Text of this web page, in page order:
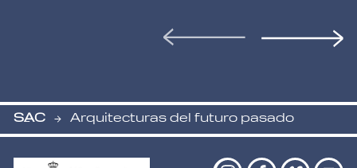
SAC
- Arquitecturas del futuro pasado